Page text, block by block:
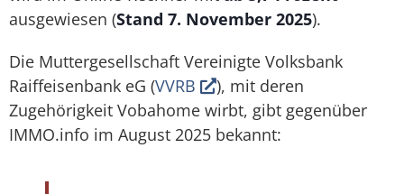
ausgewiesen (Stand 7. November 2025).
Die Muttergesellschaft Vereinigte Volksbank
Raiffeisenbank eG (VVRB
), mit deren
Zugehörigkeit Vobahome wirbt, gibt gegenüber
IMMO.info im August 2025 bekannt: